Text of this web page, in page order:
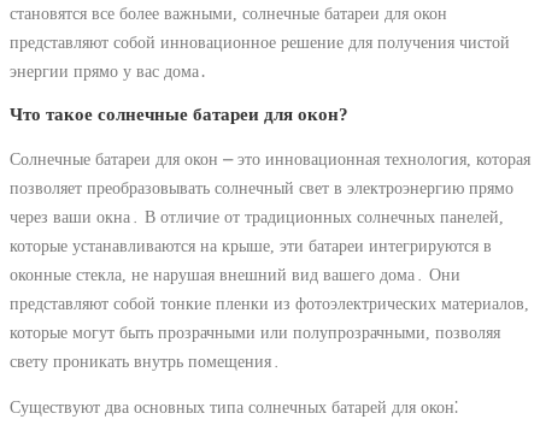
становятся все более важными, солнечные батареи для окон
представляют собой инновационное решение для получения чистой
энергии прямо у вас дома․
Что такое солнечные батареи для окон?
Солнечные батареи для окон ⎼ это инновационная технология, которая
позволяет преобразовывать солнечный свет в электроэнергию прямо
через ваши окна․ В отличие от традиционных солнечных панелей,
которые устанавливаются на крыше, эти батареи интегрируются в
оконные стекла, не нарушая внешний вид вашего дома․ Они
представляют собой тонкие пленки из фотоэлектрических материалов,
которые могут быть прозрачными или полупрозрачными, позволяя
свету проникать внутрь помещения․
Существуют два основных типа солнечных батарей для окон⁚